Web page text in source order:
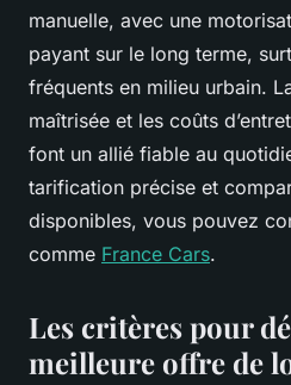
manuelle, avec une
payant sur le long terme,
fréquents en milieu urbain.
maîtrisée et les coûts
font un allié fiable au
tarification précise et
disponibles, vous pouvez
comme France Cars.
Les critères pour
meilleure offre de